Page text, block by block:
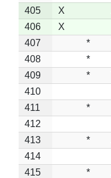
405
X
406
X
407
*
408
*
409
*
410
411
*
412
413
*
414
415
*